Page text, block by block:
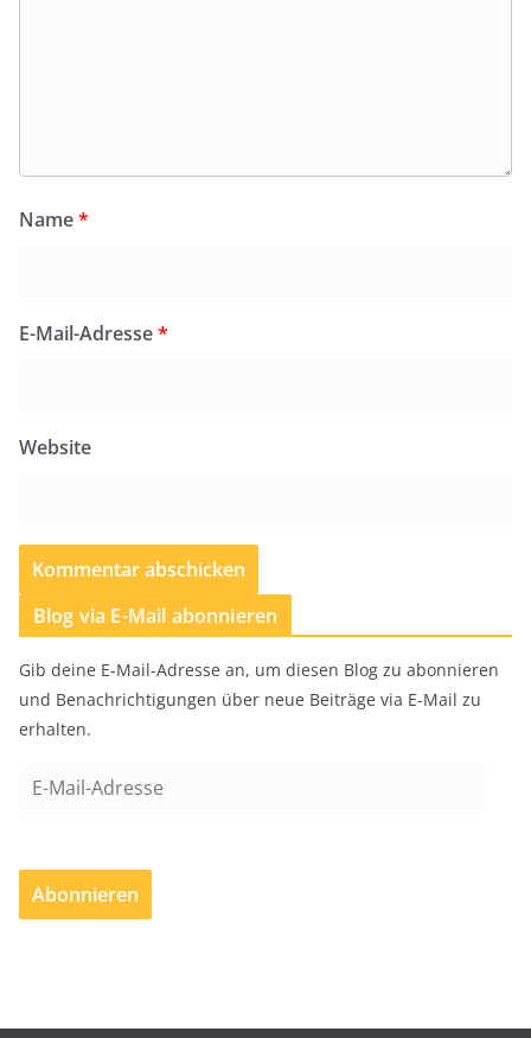
Name*
E-Mail-Adresse*
Website
Blog via E-Mail abonnieren
Gib deine E-Mail-Adresse an, um diesen Blog zu abonnieren
und Benachrichtigungen über neue Beiträge via E-Mail zu
erhalten.
a
l
Abonnieren